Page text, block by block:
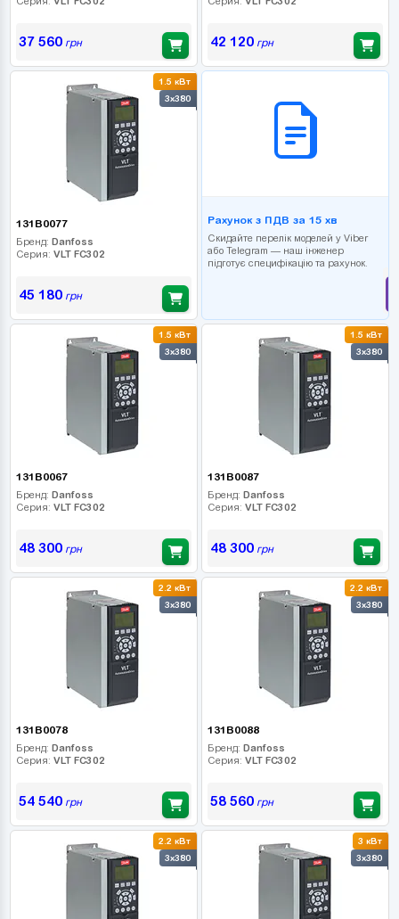
37 560грн 42 120грн
1.5 кВт
3x380
131B0077
Бренд: Danfoss
Серия: VLT FC302
45 180грн
Рахунок з ПДВ за 15 хв
Скидайте перелік моделей у Viber
або Telegram — наш інженер
підготує специфікацію та рахунок.
1.5 кВт
3x380
131B0067
Бренд: Danfoss
Серия: VLT FC302
48 300грн
1.5 кВт
3x380
131B0087
Бренд: Danfoss
Серия: VLT FC302
48 300грн
2.2 кВт
3x380
131B0078
Бренд: Danfoss
Серия: VLT FC302
54 540грн
2.2 кВт
3x380
131B0088
Бренд: Danfoss
Серия: VLT FC302
58 560грн
2.2 кВт
3x380
3 кВт
3x380